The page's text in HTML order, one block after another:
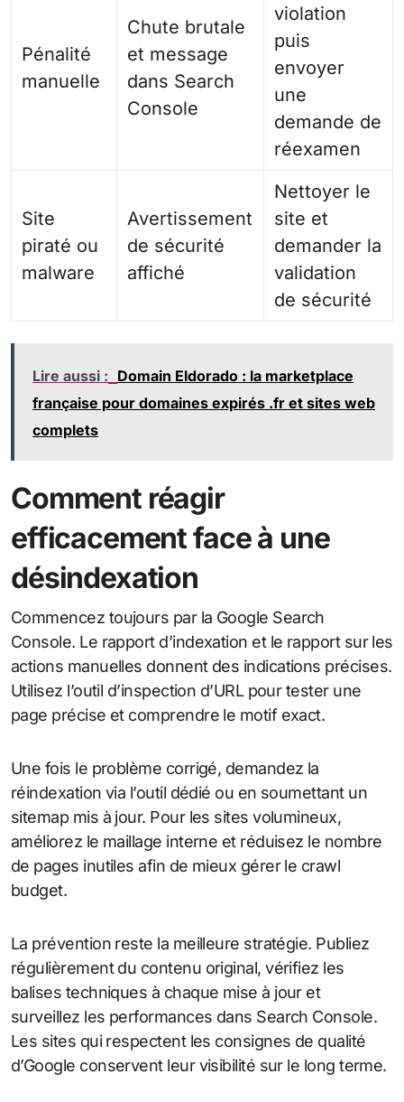
Pénalité
manuelle
Chute brutale
et message
dans Search
Console
violation
puis
envoyer
une
demande de
réexamen
Site
piraté ou
malware
Avertissement
de sécurité
affiché
Nettoyer le
site et
demander la
validation
de sécurité
Lire aussi : Domain Eldorado : la marketplace
française pour domaines expirés .fr et sites web
complets
Comment réagir
efficacement face à une
désindexation
Commencez toujours par la Google Search
Console. Le rapport d’indexation et le rapport sur les
actions manuelles donnent des indications précises.
Utilisez l’outil d’inspection d’URL pour tester une
page précise et comprendre le motif exact.
Une fois le problème corrigé, demandez la
réindexation via l’outil dédié ou en soumettant un
sitemap mis à jour. Pour les sites volumineux,
améliorez le maillage interne et réduisez le nombre
de pages inutiles afin de mieux gérer le crawl
budget.
La prévention reste la meilleure stratégie. Publiez
régulièrement du contenu original, vérifiez les
balises techniques à chaque mise à jour et
surveillez les performances dans Search Console.
Les sites qui respectent les consignes de qualité
d’Google conservent leur visibilité sur le long terme.